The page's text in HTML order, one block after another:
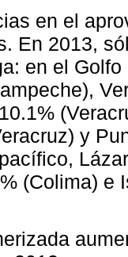
en el
En 2013,
en el
y
(Colima) e